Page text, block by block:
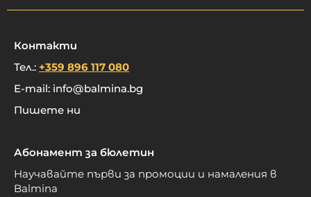
Контакти
Тел.: +359 896 117 080
E-mail: info@balmina.bg
Пишете ни
Абонамент за бюлетин
Научавайте първи за промоции и намаления в
Balmina